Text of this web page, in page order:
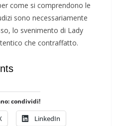
come si comprendono le
sono necessariamente
lo svenimento di Lady
che contraffatto.
condividi!
LinkedIn